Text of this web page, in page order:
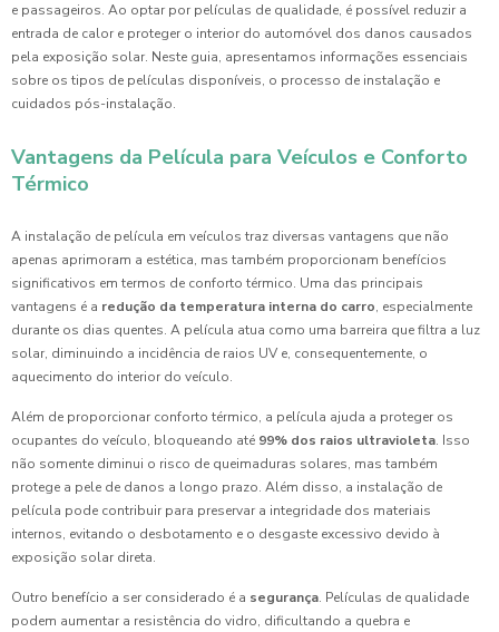
e passageiros. Ao optar por películas de qualidade, é possível reduzir a
entrada de calor e proteger o interior do automóvel dos danos causados
pela exposição solar. Neste guia, apresentamos informações essenciais
sobre os tipos de películas disponíveis, o processo de instalação e
cuidados pós-instalação.
Vantagens da Película para Veículos e Conforto
Térmico
A instalação de película em veículos traz diversas vantagens que não
apenas aprimoram a estética, mas também proporcionam benefícios
significativos em termos de conforto térmico. Uma das principais
vantagens é a redução da temperatura interna do carro, especialmente
durante os dias quentes. A película atua como uma barreira que filtra a luz
solar, diminuindo a incidência de raios UV e, consequentemente, o
aquecimento do interior do veículo.
Além de proporcionar conforto térmico, a película ajuda a proteger os
ocupantes do veículo, bloqueando até 99% dos raios ultravioleta. Isso
não somente diminui o risco de queimaduras solares, mas também
protege a pele de danos a longo prazo. Além disso, a instalação de
película pode contribuir para preservar a integridade dos materiais
internos, evitando o desbotamento e o desgaste excessivo devido à
exposição solar direta.
Outro benefício a ser considerado é a segurança. Películas de qualidade
podem aumentar a resistência do vidro, dificultando a quebra e